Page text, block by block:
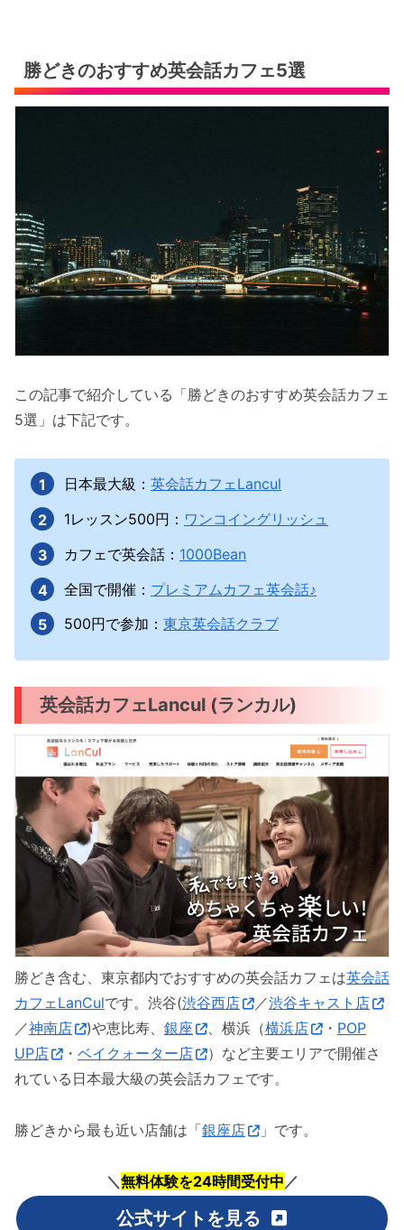
勝どきのおすすめ英会話カフェ5選
この記事で紹介している「勝どきのおすすめ英会話カフェ
5選」は下記です。
日本最大級： 英会話カフェLancul
1レッスン500円： ワンコイングリッシュ
カフェで英会話： 1000Bean
全国で開催： プレミアムカフェ英会話♪
500円で参加： 東京英会話クラブ
英会話カフェLancul (ランカル)
勝どき含む、東京都内でおすすめの英会話カフェは英会話
カフェLanCulです。渋谷(渋谷西店 ／渋谷キャスト店
／神南店 )や恵比寿、 銀座 、横浜（横浜店 ・ POP
UP店
・ ベイクォーター店
）など主要エリアで開催さ
れている日本最大級の英会話カフェです。
勝どきから最も近い店舗は「銀座店 」です。
＼ 無料体験を24時間受付中 ／
公式サイトを見る